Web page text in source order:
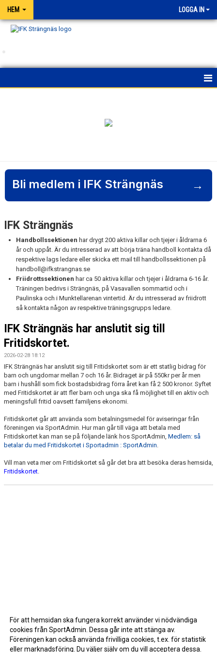
HEM LOGGA IN
.
MATCHER
BLI MEDLEM
IFK CENTRALORGANISATION
Bli medlem i IFK Strängnäs →
IFK Strängnäs
Handbollssektionen har drygt 200 aktiva killar och tjejer i åldrarna 6
år och uppåt. Är du intresserad av att börja träna handboll kontakta då
respektive lags ledare eller skicka ett mail till handbollssektionen på
handboll@ifkstrangnas.se
Friidrottssektionen har ca 50 aktiva killar och tjejer i åldrarna 6-16 år.
Träningen bedrivs i Strängnäs, på Vasavallen sommartid och i
Paulinska och i Munktellarenan vintertid. Är du intresserad av friidrott
så kontakta någon av respektive träningsgrupps ledare.
IFK Strängnäs har anslutit sig till
Fritidskortet.
2026-02-28 18:12
IFK Strängnäs har anslutit sig till Fritidskortet som är ett statlig bidrag för
barn och ungdomar mellan 7 och 16 år. Bidraget är på 550kr per år men
barn i hushåll som fick bostadsbidrag förra året kan få 2 500 kronor. Syftet
med Fritidskortet är att fler barn och unga ska få möjlighet till en aktiv och
meningsfull fritid oavsett familjens ekonomi.
Fritidskortet går att använda som betalningsmedel för aviseringar från
föreningen via SportAdmin. Hur man går till väga att betala med
Fritidskortet kan man se på följande länk hos SportAdmin, Medlem: så
betalar du med Fritidskortet i Sportadmin : SportAdmin.
Vill man veta mer om Fritidskortet så går det bra att besöka deras hemsida,
Fritidskortet.
För att hemsidan ska fungera korrekt använder vi nödvändiga
cookies från SportAdmin. Dessa går inte att stänga av.
Föreningen kan också använda frivilliga cookies, t.ex. för statistik
eller marknadsföring. Du väljer själv om du vill acceptera dessa.